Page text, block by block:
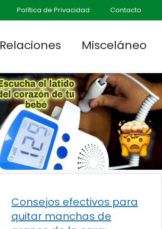
Política de Privacidad Contacto
Relaciones Misceláneo
Consejos efectivos para
quitar manchas de